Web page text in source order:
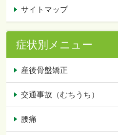
サイトマップ
症状別メニュー
産後骨盤矯正
交通事故（むちうち）
腰痛